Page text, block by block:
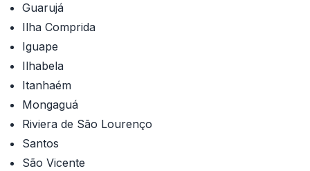
Guarujá
Ilha Comprida
Iguape
Ilhabela
Itanhaém
Mongaguá
Riviera de São Lourenço
Santos
São Vicente